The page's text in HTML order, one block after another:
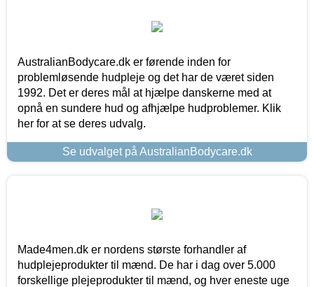
AustralianBodycare.dk er førende inden for
problemløsende hudpleje og det har de været siden
1992. Det er deres mål at hjælpe danskerne med at
opnå en sundere hud og afhjælpe hudproblemer. Klik
her for at se deres udvalg.
Se udvalget på AustralianBodycare.dk
Made4men.dk er nordens største forhandler af
hudplejeprodukter til mænd. De har i dag over 5.000
forskellige plejeprodukter til mænd, og hver eneste uge